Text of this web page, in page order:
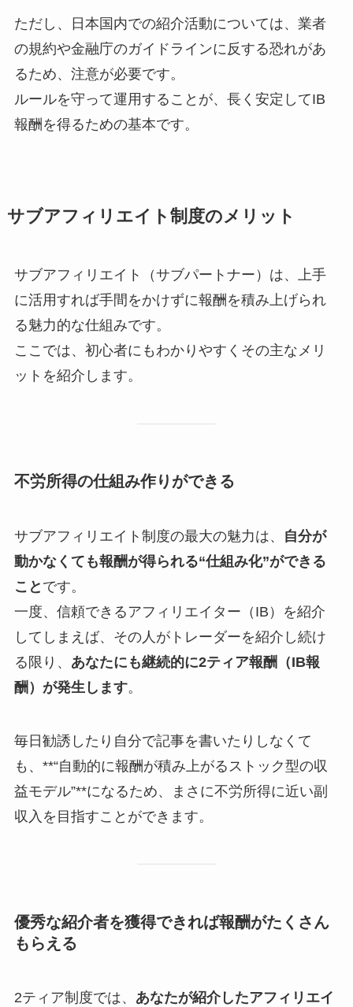
ただし、日本国内での紹介活動については、業者
の規約や金融庁のガイドラインに反する恐れがあ
るため、注意が必要です。
ルールを守って運用することが、長く安定してIB
報酬を得るための基本です。
サブアフィリエイト制度のメリット
サブアフィリエイト（サブパートナー）は、上手
に活用すれば手間をかけずに報酬を積み上げられ
る魅力的な仕組みです。
ここでは、初心者にもわかりやすくその主なメリ
ットを紹介します。
不労所得の仕組み作りができる
サブアフィリエイト制度の最大の魅力は、
自分が
動かなくても報酬が得られる“仕組み化”ができる
こと です。
一度、信頼できるアフィリエイター（IB）を紹介
してしまえば、その人がトレーダーを紹介し続け
る限り、 あなたにも継続的に2ティア報酬（IB報
酬）が発生します。
毎日勧誘したり自分で記事を書いたりしなくて
も、**“自動的に報酬が積み上がるストック型の収
益モデル”**になるため、まさに不労所得に近い副
収入を目指すことができます。
優秀な紹介者を獲得できれば報酬がたくさん
もらえる
2ティア制度では、 あなたが紹介したアフィリエイ